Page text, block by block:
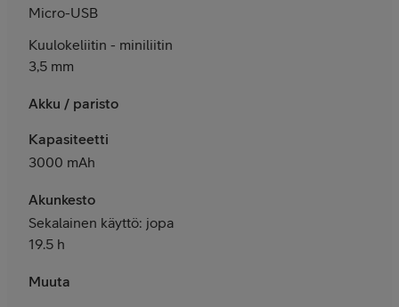
Micro-USB
Kuulokeliitin - miniliitin
3,5 mm
Akku / paristo
Kapasiteetti
3000 mAh
Akunkesto
Sekalainen käyttö: jopa
19.5 h
Muuta